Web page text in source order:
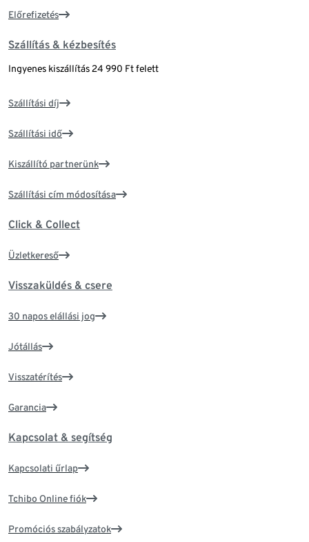
Előrefizetés
Szállítás & kézbesítés
Ingyenes kiszállítás 24 990 Ft felett
Szállítási díj
Szállítási idő
Kiszállító partnerünk
Szállítási cím módosítása
Click & Collect
Üzletkereső
Visszaküldés & csere
30 napos elállási jog
Jótállás
Visszatérítés
Garancia
Kapcsolat & segítség
Kapcsolati űrlap
Tchibo Online fiók
Promóciós szabályzatok